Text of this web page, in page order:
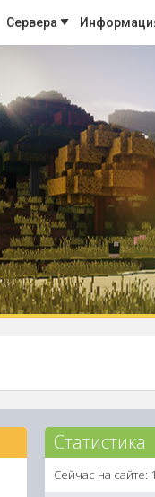
Сервера
Статистика
Сейчас на сайте: